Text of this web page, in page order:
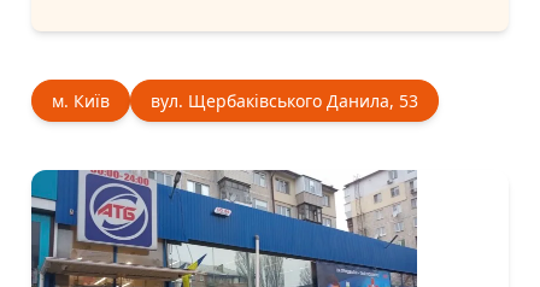
м. Київ вул. Щербаківського Данила, 53